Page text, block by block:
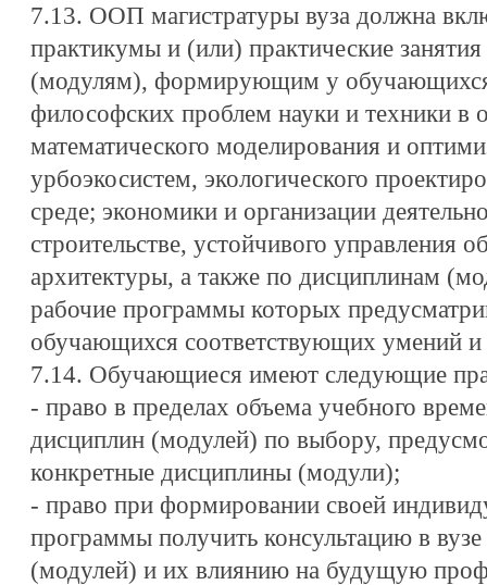
7.13. ООП магистратуры вуза должна
практикумы и (или) практические
(модулям), формирующим у
философских проблем науки и техники в
математического моделирования и
урбоэкосистем, экологического
среде; экономики и организации
строительстве, устойчивого управления
архитектуры, а также по дисциплинам
рабочие программы которых
обучающихся соответствующих умений и
7.14. Обучающиеся имеют следующие
- право в пределах объема учебного
дисциплин (модулей) по выбору,
конкретные дисциплины (модули);
- право при формировании своей
программы получить консультацию в
(модулей) и их влиянию на будущую